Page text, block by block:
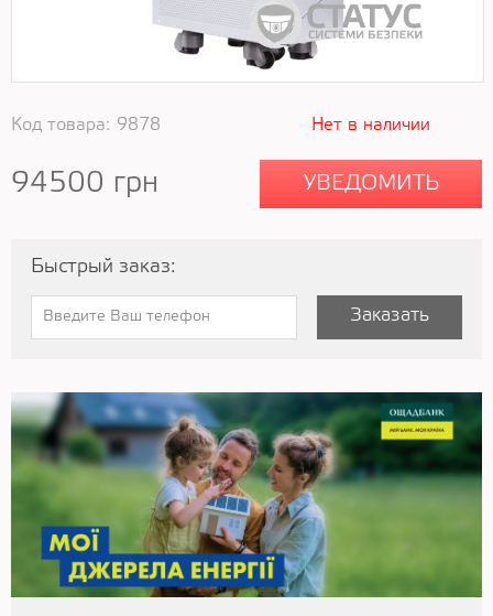
Код товара: 9878 Нет в наличии
94500 грн УВЕДОМИТЬ
Быстрый заказ:
Заказать